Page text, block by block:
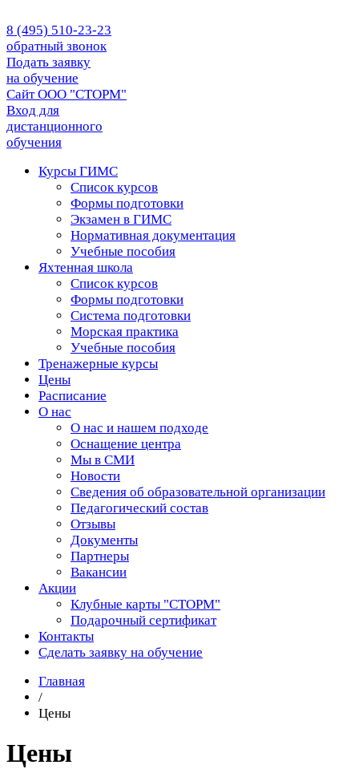
8 (495) 510-23-23
обратный звонок
Подать заявку
на обучение
Сайт ООО "СТОРМ"
Вход для
дистанционного
обучения
Курсы ГИМС
Список курсов
Формы подготовки
Экзамен в ГИМС
Нормативная документация
Учебные пособия
Яхтенная школа
Список курсов
Формы подготовки
Cистема подготовки
Морская практика
Учебные пособия
Тренажерные курсы
Цены
Расписание
О нас
О нас и нашем подходе
Оснащение центра
Мы в СМИ
Новости
Сведения об образовательной организации
Педагогический состав
Отзывы
Документы
Партнеры
Вакансии
Акции
Клубные карты "СТОРМ"
Подарочный сертификат
Контакты
Сделать заявку на обучение
Главная
/
Цены
Цены